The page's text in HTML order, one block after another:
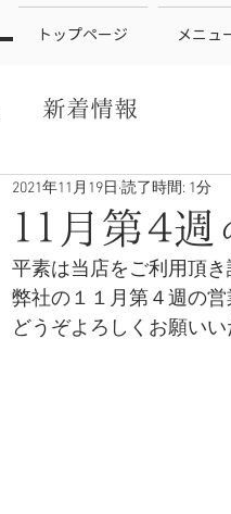
トップページ メニュ
新着情報
１１月第４
2021年11月19日 読了時間: 1分
平素は当店をご利用頂き
弊社の１１月第４週の営
どうぞよろしくお願いい